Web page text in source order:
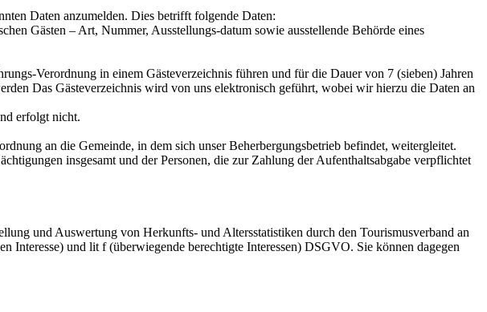
Daten anzumelden. Dies betrifft folgende Daten:
Gästen – Art, Nummer, Ausstellungs-datum sowie ausstellende Behörde eines
Verordnung in einem Gästeverzeichnis führen und für die Dauer von 7 (sieben) Jahren
Das Gästeverzeichnis wird von uns elektronisch geführt, wobei wir hierzu die Daten an
erfolgt nicht.
an die Gemeinde, in dem sich unser Beherbergungsbetrieb befindet, weitergleitet.
insgesamt und der Personen, die zur Zahlung der Aufenthaltsabgabe verpflichtet
und Auswertung von Herkunfts- und Altersstatistiken durch den Tourismusverband an
und lit f (überwiegende berechtigte Interessen) DSGVO. Sie können dagegen